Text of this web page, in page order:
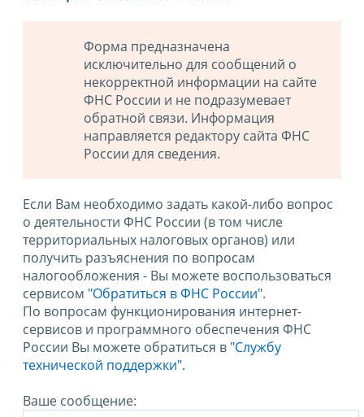
Форма предназначена
исключительно для сообщений о
некорректной информации на сайте
ФНС России и не подразумевает
обратной связи. Информация
направляется редактору сайта ФНС
России для сведения.
Если Вам необходимо задать какой-либо вопрос
о деятельности ФНС России (в том числе
территориальных налоговых органов) или
получить разъяснения по вопросам
налогообложения - Вы можете воспользоваться
сервисом "Обратиться в ФНС России".
По вопросам функционирования интернет-
сервисов и программного обеспечения ФНС
России Вы можете обратиться в "Службу
технической поддержки".
Ваше сообщение: